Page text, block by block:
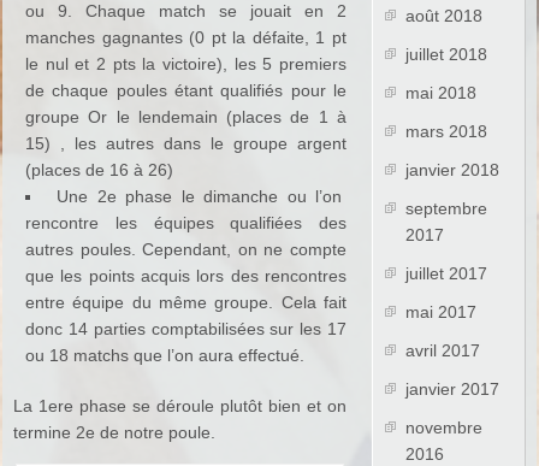
ou 9. Chaque match se jouait en 2
manches gagnantes (0 pt la défaite, 1 pt
le nul et 2 pts la victoire), les 5 premiers
de chaque poules étant qualifiés pour le
groupe Or le lendemain (places de 1 à
15) , les autres dans le groupe argent
(places de 16 à 26)
Une 2e phase le dimanche ou l’on
rencontre les équipes qualifiées des
autres poules. Cependant, on ne compte
que les points acquis lors des rencontres
entre équipe du même groupe. Cela fait
donc 14 parties comptabilisées sur les 17
ou 18 matchs que l’on aura effectué.
La 1ere phase se déroule plutôt bien et on
termine 2e de notre poule.
août 2018
juillet 2018
mai 2018
mars 2018
janvier 2018
septembre
2017
juillet 2017
mai 2017
avril 2017
janvier 2017
novembre
2016